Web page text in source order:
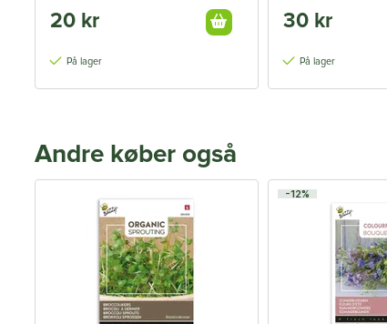
20 kr
På lager
30 kr
På lager
Andre køber også
-12%